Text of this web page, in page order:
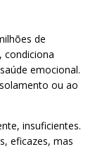
de
condiciona
emocional.
ou ao
insuficientes.
eficazes, mas